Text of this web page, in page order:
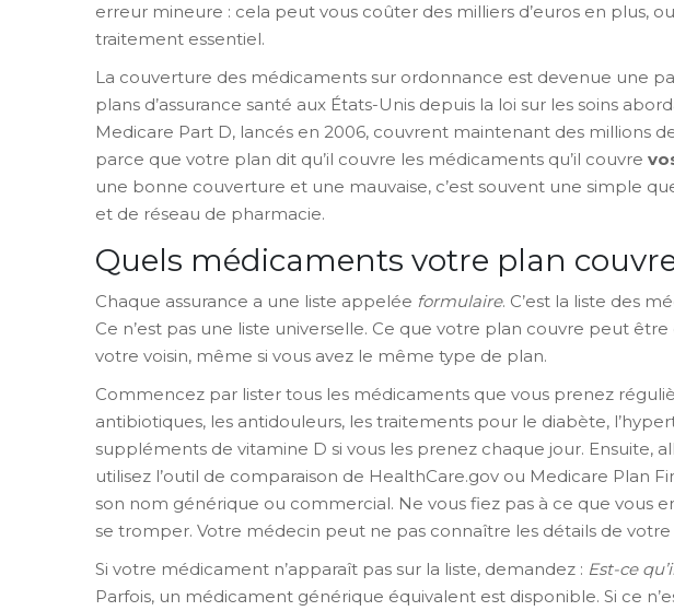
erreur mineure : cela peut vous coûter des milliers d’euros en plus,
traitement essentiel.
La couverture des médicaments sur ordonnance est devenue une
plans d’assurance santé aux États-Unis depuis la loi sur les soins
Medicare Part D, lancés en 2006, couvrent maintenant des millions
parce que votre plan dit qu’il couvre les médicaments qu’il couvre
une bonne couverture et une mauvaise, c’est souvent une simple
et de réseau de pharmacie.
Quels médicaments votre plan
Chaque assurance a une liste appelée formulaire. C’est la liste des
Ce n’est pas une liste universelle. Ce que votre plan couvre peut
votre voisin, même si vous avez le même type de plan.
Commencez par lister tous les médicaments que vous prenez
antibiotiques, les antidouleurs, les traitements pour le diabète,
suppléments de vitamine D si vous les prenez chaque jour. Ensuite,
utilisez l’outil de comparaison de HealthCare.gov ou Medicare Plan
son nom générique ou commercial. Ne vous fiez pas à ce que vous
se tromper. Votre médecin peut ne pas connaître les détails de
Si votre médicament n’apparaît pas sur la liste, demandez : Est-ce
Parfois, un médicament générique équivalent est disponible. Si ce